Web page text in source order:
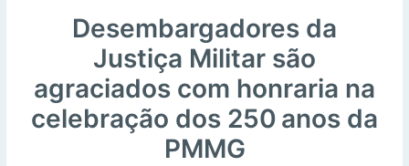
Desembargadores da
Justiça Militar são
agraciados com honraria na
celebração dos 250 anos da
PMMG